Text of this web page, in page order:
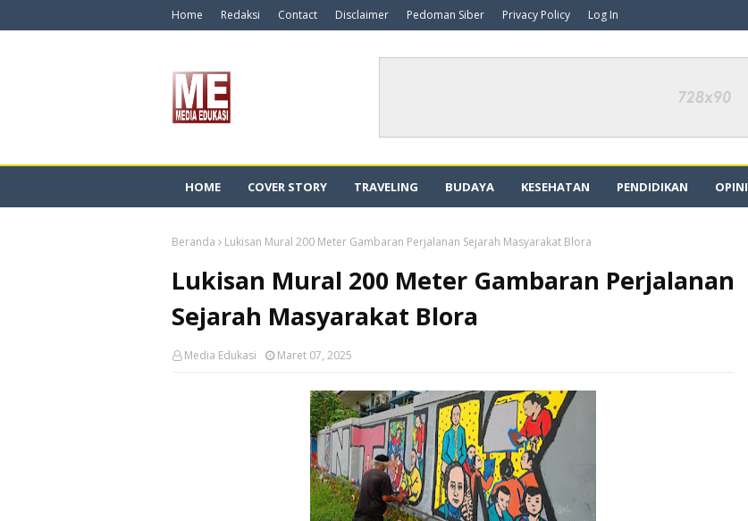
Home Redaksi Contact Disclaimer Pedoman Siber Privacy Policy Log In
HOME COVER STORY TRAVELING BUDAYA KESEHATAN PENDIDIKAN OPINI
Beranda Lukisan Mural 200 Meter Gambaran Perjalanan Sejarah Masyarakat Blora
Lukisan Mural 200 Meter Gambaran Perjalanan
Sejarah Masyarakat Blora
Media Edukasi Maret 07, 2025